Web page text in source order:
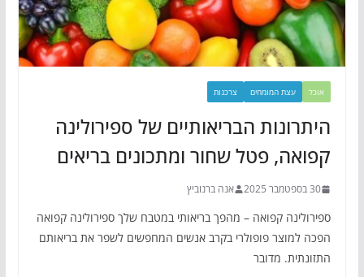
אוכל עצת המומחים צרכנות
היתרונות הבריאותיים של ספירולינה
קפואה, פטל שחור ומתכונים בריאים
30 בספטמבר 2025 אנה ברנוביץ
ספירולינה קפואה – מהפך בריאותי במטבח שלך ספירולינה קפואה
הפכה למוצר פופולרי בקרב אנשים המחפשים לשפר את בריאותם
התזונתית. מדובר